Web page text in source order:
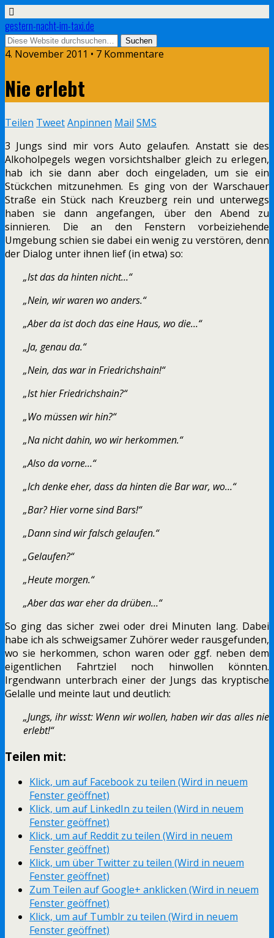
gestern-nacht-im-taxi.de
4. November 2011 • 7 Kommentare
Nie erlebt
Teilen TweetAnpinnen Mail SMS
3 Jungs sind mir vors Auto gelaufen. Anstatt sie des
Alkoholpegels wegen vorsichtshalber gleich zu erlegen,
hab ich sie dann aber doch eingeladen, um sie ein
Stückchen mitzunehmen. Es ging von der Warschauer
Straße ein Stück nach Kreuzberg rein und unterwegs
haben sie dann angefangen, über den Abend zu
sinnieren. Die an den Fenstern vorbeiziehende
Umgebung schien sie dabei ein wenig zu verstören, denn
der Dialog unter ihnen lief (in etwa) so:
„Ist das da hinten nicht…“
„Nein, wir waren wo anders.“
„Aber da ist doch das eine Haus, wo die…“
„Ja, genau da.“
„Nein, das war in Friedrichshain!“
„Ist hier Friedrichshain?“
„Wo müssen wir hin?“
„Na nicht dahin, wo wir herkommen.“
„Also da vorne…“
„Ich denke eher, dass da hinten die Bar war, wo…“
„Bar? Hier vorne sind Bars!“
„Dann sind wir falsch gelaufen.“
„Gelaufen?“
„Heute morgen.“
„Aber das war eher da drüben…“
So ging das sicher zwei oder drei Minuten lang. Dabei
habe ich als schweigsamer Zuhörer weder rausgefunden,
wo sie herkommen, schon waren oder ggf. neben dem
eigentlichen Fahrtziel noch hinwollen könnten.
Irgendwann unterbrach einer der Jungs das kryptische
Gelalle und meinte laut und deutlich:
„Jungs, ihr wisst: Wenn wir wollen, haben wir das alles nie
erlebt!“
Teilen mit:
Klick, um auf Facebook zu teilen (Wird in neuem
Fenster geöffnet)
Klick, um auf LinkedIn zu teilen (Wird in neuem
Fenster geöffnet)
Klick, um auf Reddit zu teilen (Wird in neuem
Fenster geöffnet)
Klick, um über Twitter zu teilen (Wird in neuem
Fenster geöffnet)
Zum Teilen auf Google+ anklicken (Wird in neuem
Fenster geöffnet)
Klick, um auf Tumblr zu teilen (Wird in neuem
Fenster geöffnet)